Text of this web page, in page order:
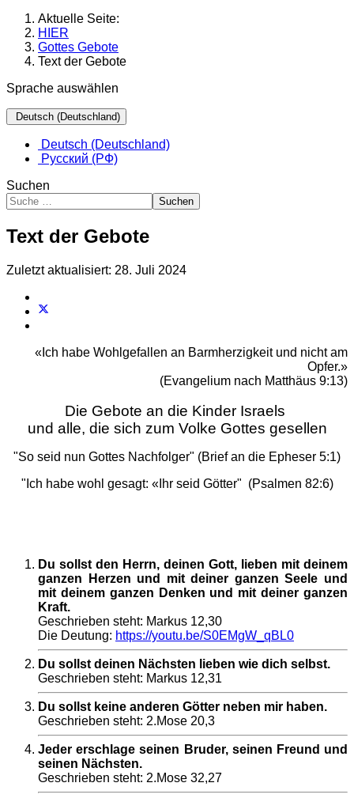
Aktuelle Seite:
HIER
Gottes Gebote
Text der Gebote
Sprache auswählen
Deutsch (Deutschland)
Deutsch (Deutschland)
Русский (РФ)
Suchen
Suchen
Text der Gebote
Zuletzt aktualisiert: 28. Juli 2024
«Ich habe Wohlgefallen an Barmherzigkeit und nicht am
Opfer.»
(Evangelium nach Matthäus 9:13)
Die Gebote an die Kinder Israels
und alle, die sich zum Volke Gottes gesellen
"So seid nun Gottes Nachfolger" (Brief an die Epheser 5:1)
"Ich habe wohl gesagt: «Ihr seid Götter" (Psalmen 82:6)
Du sollst den Herrn, deinen Gott, lieben mit deinem
ganzen Herzen und mit deiner ganzen Seele und
mit deinem ganzen Denken und mit deiner ganzen
Kraft.
Geschrieben steht: Markus 12,30
Die Deutung: https://youtu.be/S0EMgW_qBL0
Du sollst deinen Nächsten lieben wie dich selbst.
Geschrieben steht: Markus 12,31
Du sollst keine anderen Götter neben mir haben.
Geschrieben steht: 2.Mose 20,3
Jeder erschlage seinen Bruder, seinen Freund und
seinen Nächsten.
Geschrieben steht: 2.Mose 32,27